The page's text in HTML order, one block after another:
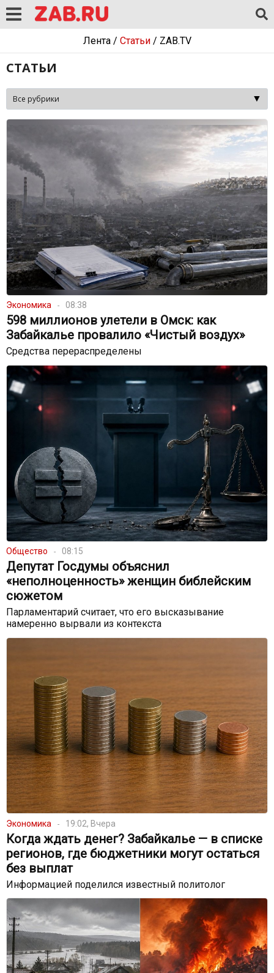
Лента/ Статьи/ ZAB.TV
СТАТЬИ
Экономика 08:38
598 миллионов улетели в Омск: как
Забайкалье провалило «Чистый воздух»
Средства перераспределены
Общество 08:15
Депутат Госдумы объяснил
«неполноценность» женщин библейским
сюжетом
Парламентарий считает, что его высказывание
намеренно вырвали из контекста
Экономика 19:02, Вчера
Когда ждать денег? Забайкалье — в списке
регионов, где бюджетники могут остаться
без выплат
Информацией поделился известный политолог